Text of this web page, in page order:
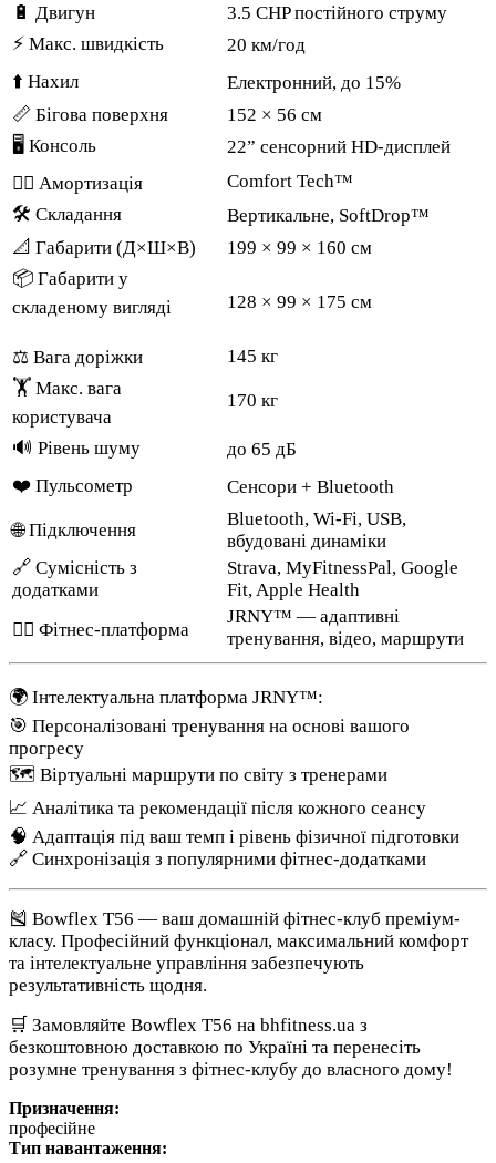
🔋 Двигун
3.5 CHP постійного струму
⚡ Макс. швидкість
20 км/год
⬆️ Нахил
Електронний, до 15%
📏 Бігова поверхня
152 × 56 см
🖥 Консоль
22” сенсорний HD-дисплей
🧘‍♂️ Амортизація
Comfort Tech™
🛠 Складання
Вертикальне, SoftDrop™
📐 Габарити (Д×Ш×В)
199 × 99 × 160 см
📦 Габарити у
складеному вигляді
128 × 99 × 175 см
⚖️ Вага доріжки
145 кг
🏋️ Макс. вага
користувача
170 кг
🔊 Рівень шуму
до 65 дБ
❤️ Пульсометр
Сенсори + Bluetooth
🌐 Підключення
Bluetooth, Wi-Fi, USB,
вбудовані динаміки
🔗 Сумісність з
додатками
Strava, MyFitnessPal, Google
Fit, Apple Health
🏋️‍♂️ Фітнес-платформа
JRNY™ — адаптивні
тренування, відео, маршрути
🌍 Інтелектуальна платформа JRNY™:
🎯 Персоналізовані тренування на основі вашого
прогресу
🗺️ Віртуальні маршрути по світу з тренерами
📈 Аналітика та рекомендації після кожного сеансу
🧠 Адаптація під ваш темп і рівень фізичної підготовки
🔗 Синхронізація з популярними фітнес-додатками
🎽 Bowflex T56 — ваш домашній фітнес-клуб преміум-
класу. Професійний функціонал, максимальний комфорт
та інтелектуальне управління забезпечують
результативність щодня.
🛒 Замовляйте Bowflex T56 на bhfitness.ua з
безкоштовною доставкою по Україні та перенесіть
розумне тренування з фітнес-клубу до власного дому!
Призначення:
професійне
Тип навантаження: